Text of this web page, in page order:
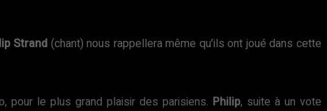
Strand (chant) nous rappellera même qu’ils ont joué dans cette
pour le plus grand plaisir des parisiens. Philip, suite à un vote